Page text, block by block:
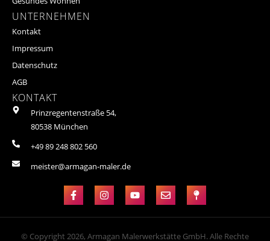
UNTERNEHMEN
Kontakt
Impressum
Datenschutz
AGB
KONTAKT
Prinzregentenstraße 54,
80538 München
+49 89 248 802 560
meister@armagan-maler.de
© Copyright 2026, Armagan Malerwerkstätte GmbH. Alle Rechte